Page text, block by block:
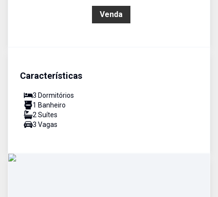
Venda
Características
3 Dormitórios
1 Banheiro
2 Suítes
3 Vagas